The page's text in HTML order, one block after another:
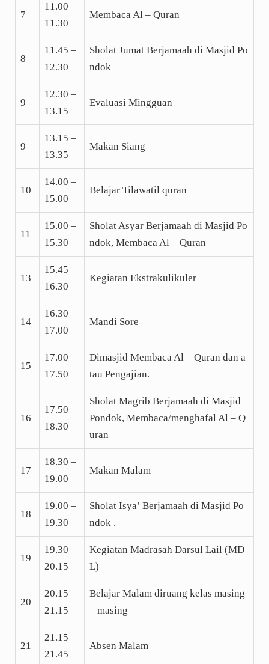
7
11.00 –
11.30
Membaca Al – Quran
8
11.45 –
12.30
Sholat Jumat Berjamaah di Masjid Po
ndok
9
12.30 –
13.15
Evaluasi Mingguan
9
13.15 –
13.35
Makan Siang
10
14.00 –
15.00
Belajar Tilawatil quran
11
15.00 –
15.30
Sholat Asyar Berjamaah di Masjid Po
ndok, Membaca Al – Quran
13
15.45 –
16.30
Kegiatan Ekstrakulikuler
14
16.30 –
17.00
Mandi Sore
15
17.00 –
17.50
Dimasjid Membaca Al – Quran dan a
tau Pengajian.
16
17.50 –
18.30
Sholat Magrib Berjamaah di Masjid
Pondok, Membaca/menghafal Al – Q
uran
17
18.30 –
19.00
Makan Malam
18
19.00 –
19.30
Sholat Isya’ Berjamaah di Masjid Po
ndok .
19
19.30 –
20.15
Kegiatan Madrasah Darsul Lail (MD
L)
20
20.15 –
21.15
Belajar Malam diruang kelas masing
– masing
21
21.15 –
21.45
Absen Malam